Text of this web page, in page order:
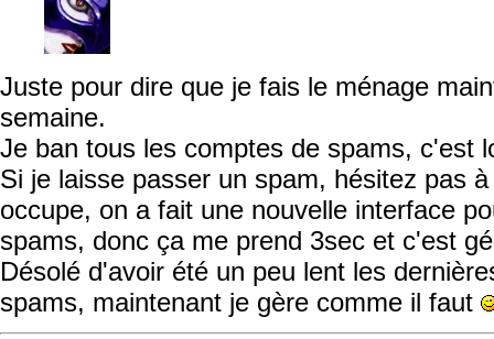
Juste pour dire que je fais le ménage
semaine.
Je ban tous les comptes de spams, c'est
Si je laisse passer un spam, hésitez pas
occupe, on a fait une nouvelle interface
spams, donc ça me prend 3sec et c'est
Désolé d'avoir été un peu lent les
spams, maintenant je gère comme il faut